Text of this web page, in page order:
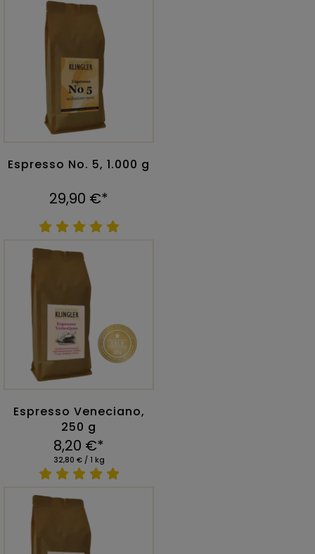
Espresso No. 5, 1.000 g
29,90 €*
Espresso Veneciano,
250 g
8,20 €*
32,80 € / 1 kg